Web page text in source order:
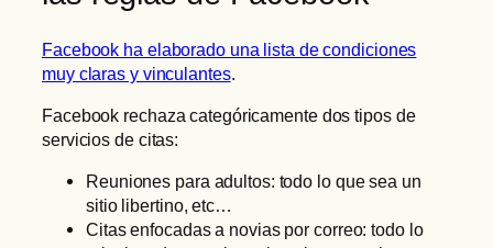
Facebook ha elaborado una lista de condiciones
muy claras y vinculantes.
Facebook rechaza categóricamente dos tipos de
servicios de citas:
Reuniones para adultos: todo lo que sea un
sitio libertino, etc…
Citas enfocadas a novias por correo: todo lo